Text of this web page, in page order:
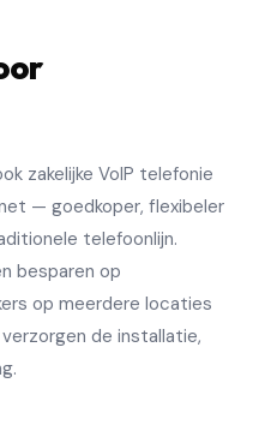
zakelijke VoIP telefonie
— goedkoper, flexibeler
telefoonlijn.
besparen op
op meerdere locaties
de installatie,